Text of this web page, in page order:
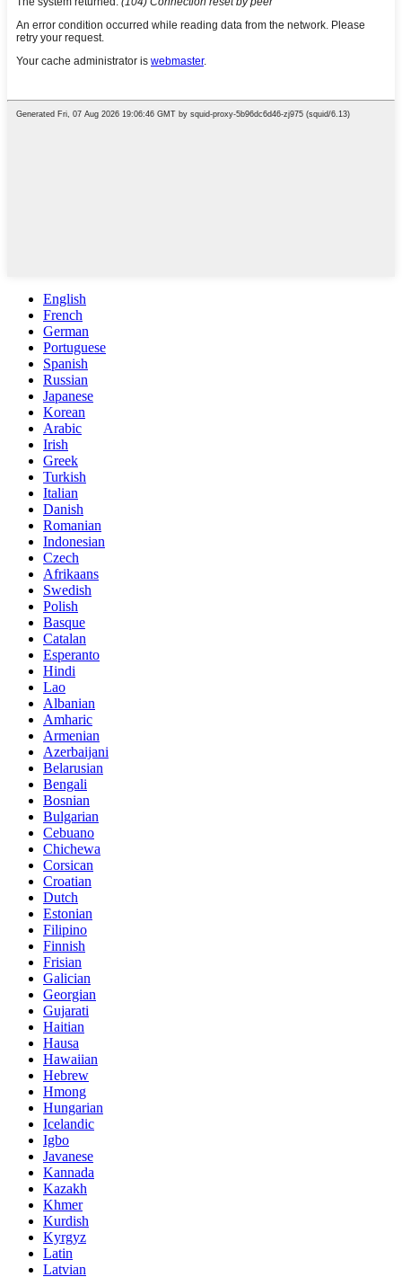
English
French
German
Portuguese
Spanish
Russian
Japanese
Korean
Arabic
Irish
Greek
Turkish
Italian
Danish
Romanian
Indonesian
Czech
Afrikaans
Swedish
Polish
Basque
Catalan
Esperanto
Hindi
Lao
Albanian
Amharic
Armenian
Azerbaijani
Belarusian
Bengali
Bosnian
Bulgarian
Cebuano
Chichewa
Corsican
Croatian
Dutch
Estonian
Filipino
Finnish
Frisian
Galician
Georgian
Gujarati
Haitian
Hausa
Hawaiian
Hebrew
Hmong
Hungarian
Icelandic
Igbo
Javanese
Kannada
Kazakh
Khmer
Kurdish
Kyrgyz
Latin
Latvian